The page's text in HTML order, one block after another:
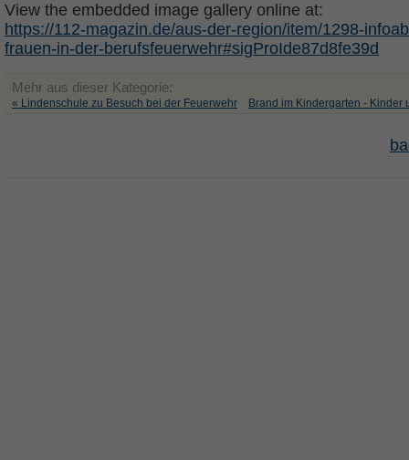
View the embedded image gallery online at:
https://112-magazin.de/aus-der-region/item/1298-
frauen-in-der-berufsfeuerwehr#sigProIde87d8fe39d
Mehr aus dieser Kategorie:
« Lindenschule zu Besuch bei der Feuerwehr Brand im Kindergarten - Kinder